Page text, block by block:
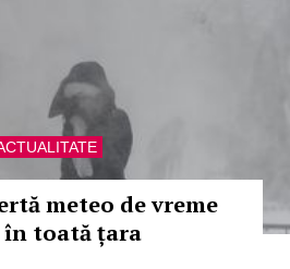
meteo de vreme
în toată țara